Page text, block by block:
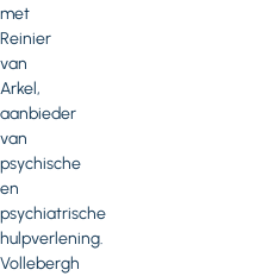
met
Reinier
van
Arkel,
aanbieder
van
psychische
en
psychiatrische
hulpverlening.
Vollebergh